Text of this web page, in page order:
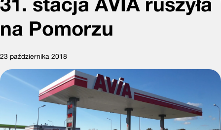
na Pomorzu
23 października 2018